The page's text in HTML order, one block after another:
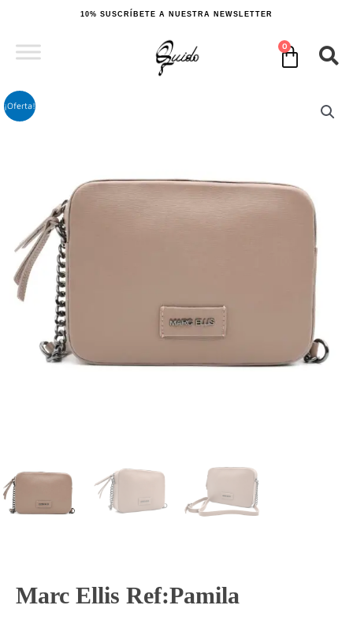
contenido
10% SUSCRÍBETE A NUESTRA NEWSLETTER
0
Cart
¡Oferta!
Marc Ellis Ref:Pamila